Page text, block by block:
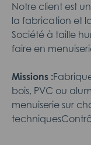
Notre client est
la fabrication et
Société à taille
faire en
Missions :
bois, PVC ou
menuiserie sur